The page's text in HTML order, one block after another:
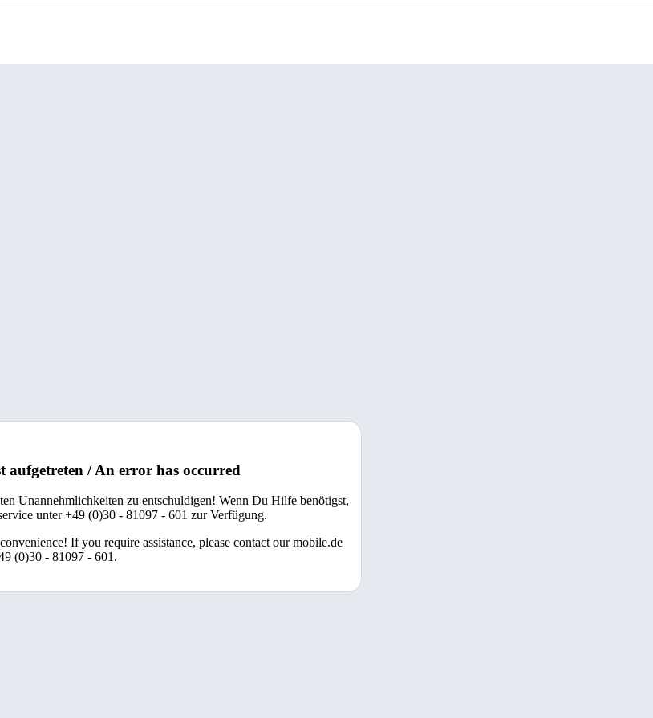
aufgetreten / An error has occurred
Unannehmlichkeiten zu entschuldigen! Wenn Du Hilfe benötigst,
unter +49 (0)30 - 81097 - 601 zur Verfügung.
If you require assistance, please contact our mobile.de
(0)30 - 81097 - 601.